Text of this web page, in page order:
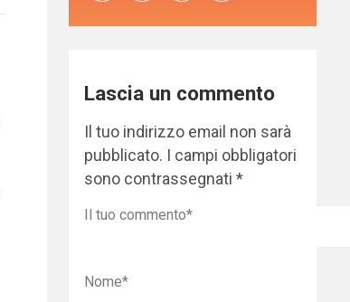
Lascia un commento
Il tuo indirizzo email non sarà
pubblicato. I campi obbligatori
sono contrassegnati*